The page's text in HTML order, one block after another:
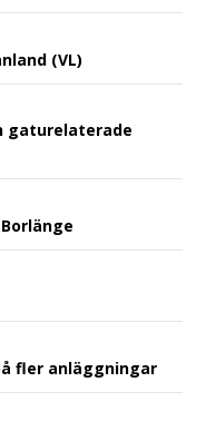
(VL)
gaturelaterade
fler anläggningar